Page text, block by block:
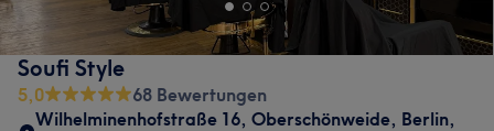
Soufi Style
5,0
68 Bewertungen
Wilhelminenhofstraße 16, Oberschönweide, Berlin,